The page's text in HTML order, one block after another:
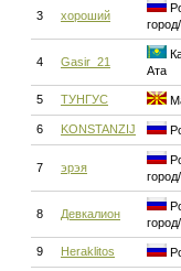
3 хороший
4 Gasir_21
Ата
5 ТУНГУС
6 KONSTANZIJ
7 эрэя
8 Девкалион
9 Heraklitos